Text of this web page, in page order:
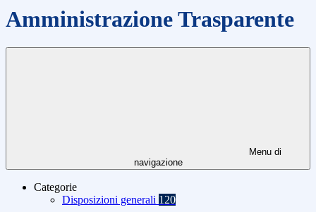
Amministrazione Trasparente
Menu di
navigazione
Categorie
Disposizioni generali 120